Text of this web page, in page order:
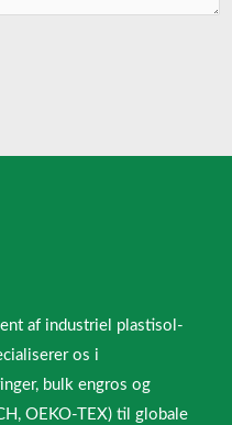
af industriel plastisol-
os i
bulk engros og
OEKO-TEX) til globale